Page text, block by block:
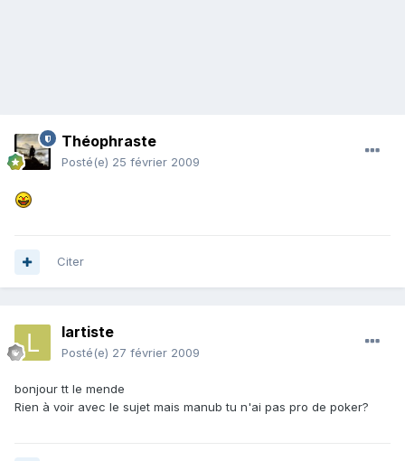
Théophraste
Posté(e) 25 février 2009
Citer
lartiste
Posté(e) 27 février 2009
bonjour tt le mende
Rien à voir avec le sujet mais manub tu n'ai pas pro de poker?